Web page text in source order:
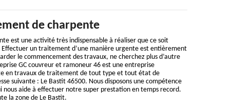
de charpente
est une activité très indispensable à réaliser que ce soit
un traitement d’une manière urgente est entièrement
le commencement des travaux, ne cherchez plus d’autre
GC couvreur et ramoneur 46 est une entreprise
en travaux de traitement de tout type et tout état de
suivante : Le Bastit 46500. Nous disposons une compétence
nous aide à effectuer notre super prestation en temps record.
la zone de Le Bastit.